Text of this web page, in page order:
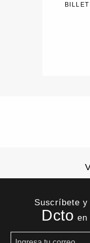
Suscríbete y
Dcto en